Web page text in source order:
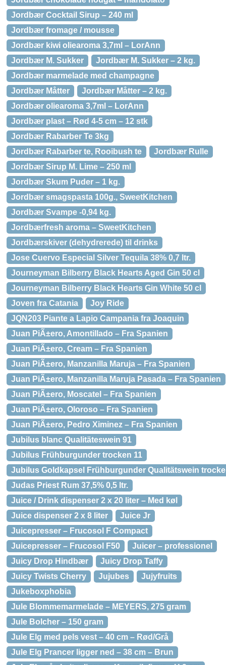
Jordbær Cocktail Sirup – 240 ml
Jordbær fromage / mousse
Jordbær kiwi oliearoma 3,7ml – LorAnn
Jordbær M. Sukker
Jordbær M. Sukker – 2 kg.
Jordbær marmelade med champagne
Jordbær Måtter
Jordbær Måtter – 2 kg.
Jordbær oliearoma 3,7ml – LorAnn
Jordbær plast – Rød 4-5 cm – 12 stk
Jordbær Rabarber Te 3kg
Jordbær Rabarber te, Rooibush te
Jordbær Rulle
Jordbær Sirup M. Lime – 250 ml
Jordbær Skum Puder – 1 kg.
Jordbær smagspasta 100g., SweetKitchen
Jordbær Svampe -0,94 kg.
Jordbærfresh aroma – SweetKitchen
Jordbærskiver (dehydrerede) til drinks
Jose Cuervo Especial Silver Tequila 38% 0,7 ltr.
Journeyman Bilberry Black Hearts Aged Gin 50 cl
Journeyman Bilberry Black Hearts Gin White 50 cl
Joven fra Catania
Joy Ride
JQN203 Piante a Lapio Campania fra Joaquin
Juan PiÃ±ero, Amontillado – Fra Spanien
Juan PiÃ±ero, Cream – Fra Spanien
Juan PiÃ±ero, Manzanilla Maruja – Fra Spanien
Juan PiÃ±ero, Manzanilla Maruja Pasada – Fra Spanien
Juan PiÃ±ero, Moscatel – Fra Spanien
Juan PiÃ±ero, Oloroso – Fra Spanien
Juan PiÃ±ero, Pedro Ximinez – Fra Spanien
Jubilus blanc Qualitäteswein 91
Jubilus Frühburgunder trocken 11
Jubilus Goldkapsel Frühburgunder Qualitätswein
Judas Priest Rum 37,5% 0,5 ltr.
Juice / Drink dispenser 2 x 20 liter – Med køl
Juice dispenser 2 x 8 liter
Juice Jr
Juicepresser – Frucosol F Compact
Juicepresser – Frucosol F50
Juicer – professionel
Juicy Drop Hindbær
Juicy Drop Taffy
Juicy Twists Cherry
Jujubes
Jujyfruits
Jukeboxphobia
Jule Blommemarmelade – MEYERS, 275 gram
Jule Bolcher – 150 gram
Jule Elg med pels vest – 40 cm – Rød/Grå
Jule Elg Prancer ligger ned – 38 cm – Brun